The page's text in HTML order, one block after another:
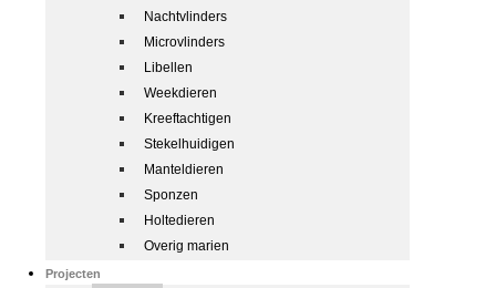
Nachtvlinders
Microvlinders
Libellen
Weekdieren
Kreeftachtigen
Stekelhuidigen
Manteldieren
Sponzen
Holtedieren
Overig marien
Projecten